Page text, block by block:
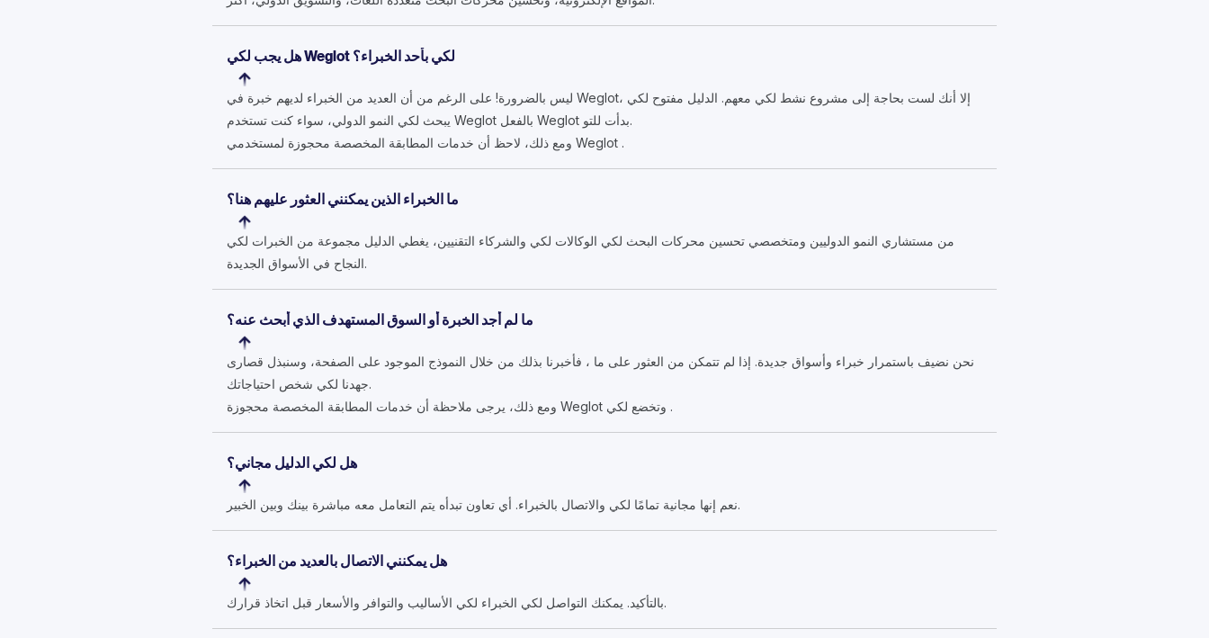
هل يجب لكي Weglot لكي بأحد الخبراء؟
ليس بالضرورة! على الرغم من أن العديد من الخبراء لديهم خبرة في Weglot، إلا أنك لست بحاجة إلى مشروع نشط لكي معهم. الدليل مفتوح لكي
يبحث لكي النمو الدولي، سواء كنت تستخدم Weglot بالفعل Weglot بدأت للتو.
ومع ذلك، لاحظ أن خدمات المطابقة المخصصة محجوزة لمستخدمي Weglot .
ما الخبراء الذين يمكنني العثور عليهم هنا؟
من مستشاري النمو الدوليين ومتخصصي تحسين محركات البحث لكي الوكالات لكي والشركاء التقنيين، يغطي الدليل مجموعة من الخبرات لكي
النجاح في الأسواق الجديدة.
ما لم أجد الخبرة أو السوق المستهدف الذي أبحث عنه؟
نحن نضيف باستمرار خبراء وأسواق جديدة. إذا لم تتمكن من العثور على ما ، فأخبرنا بذلك من خلال النموذج الموجود على الصفحة، وسنبذل قصارى
جهدنا لكي شخص احتياجاتك.
ومع ذلك، يرجى ملاحظة أن خدمات المطابقة المخصصة محجوزة Weglot وتخضع لكي .
هل لكي الدليل مجاني؟
نعم إنها مجانية تمامًا لكي والاتصال بالخبراء. أي تعاون تبدأه يتم التعامل معه مباشرة بينك وبين الخبير.
هل يمكنني الاتصال بالعديد من الخبراء؟
بالتأكيد. يمكنك التواصل لكي الخبراء لكي الأساليب والتوافر والأسعار قبل اتخاذ قرارك.